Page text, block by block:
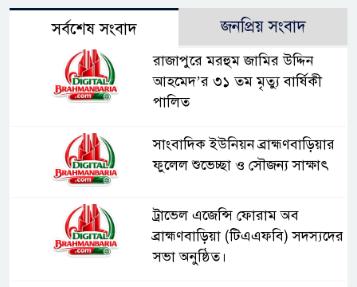
সর্বশেষ সংবাদ জনপ্রিয় সংবাদ
রাজাপুরে মরহুম জামির উদ্দিন
আহমেদ’র ৩১ তম মৃত্যু বার্ষিকী
পালিত
সাংবাদিক ইউনিয়ন ব্রাহ্মণবাড়িয়ার
ফুলেল শুভেচ্ছা ও সৌজন্য সাক্ষাৎ
ট্রাভেল এজেন্সি ফোরাম অব
ব্রাহ্মণবাড়িয়া (টিএএফবি) সদস্যদের
সভা অনুষ্ঠিত।